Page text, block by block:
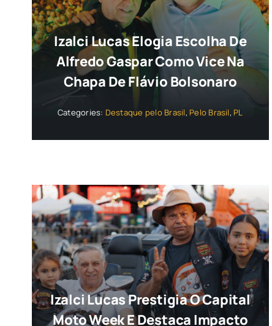
Izalci Lucas Elogia Escolha De
Alfredo Gaspar Como Vice Na
Chapa De Flávio Bolsonaro
Categories: Destaque pelo Brasil, Pelo Brasil, PL
Izalci Lucas Prestigia O Capital
Moto Week E Destaca Impacto